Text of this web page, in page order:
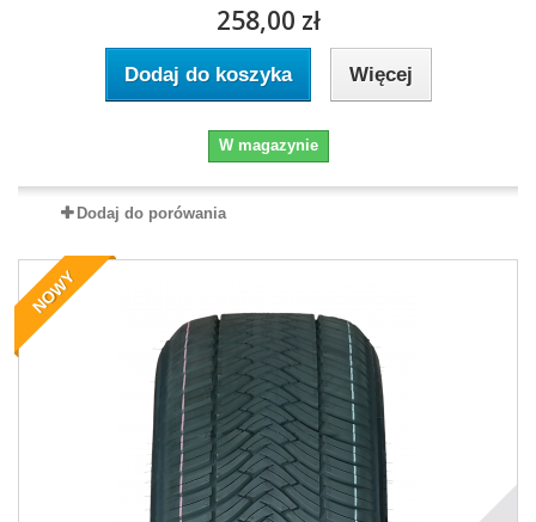
258,00 zł
Dodaj do koszyka Więcej
W magazynie
Dodaj do porówania
NOWY